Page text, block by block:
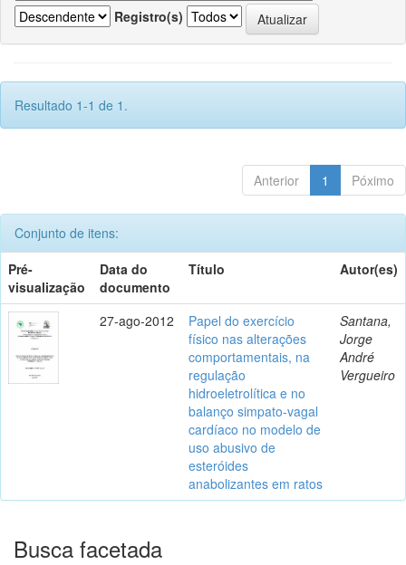
Registro(s)
Resultado 1-1 de 1.
Anterior 1 Póximo
Conjunto de itens:
Pré-
visualização
Data do
documento
Título Autor(es)
27-ago-2012
Papel do exercício
físico nas alterações
comportamentais, na
regulação
hidroeletrolítica e no
balanço simpato-vagal
cardíaco no modelo de
uso abusivo de
esteróides
anabolizantes em ratos
Santana,
Jorge
André
Vergueiro
Busca facetada